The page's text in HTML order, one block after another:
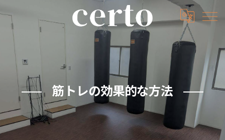
筋トレの効果的な方法